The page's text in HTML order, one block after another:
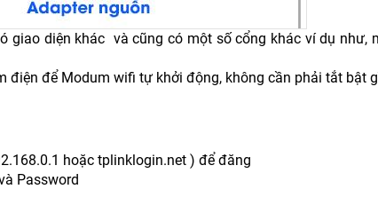
giao diện khác và cũng có một số cổng khác ví dụ như,
để Modum wifi tự khởi động, không cần phải tắt bật
hoặc tplinklogin.net ) để đăng
Password